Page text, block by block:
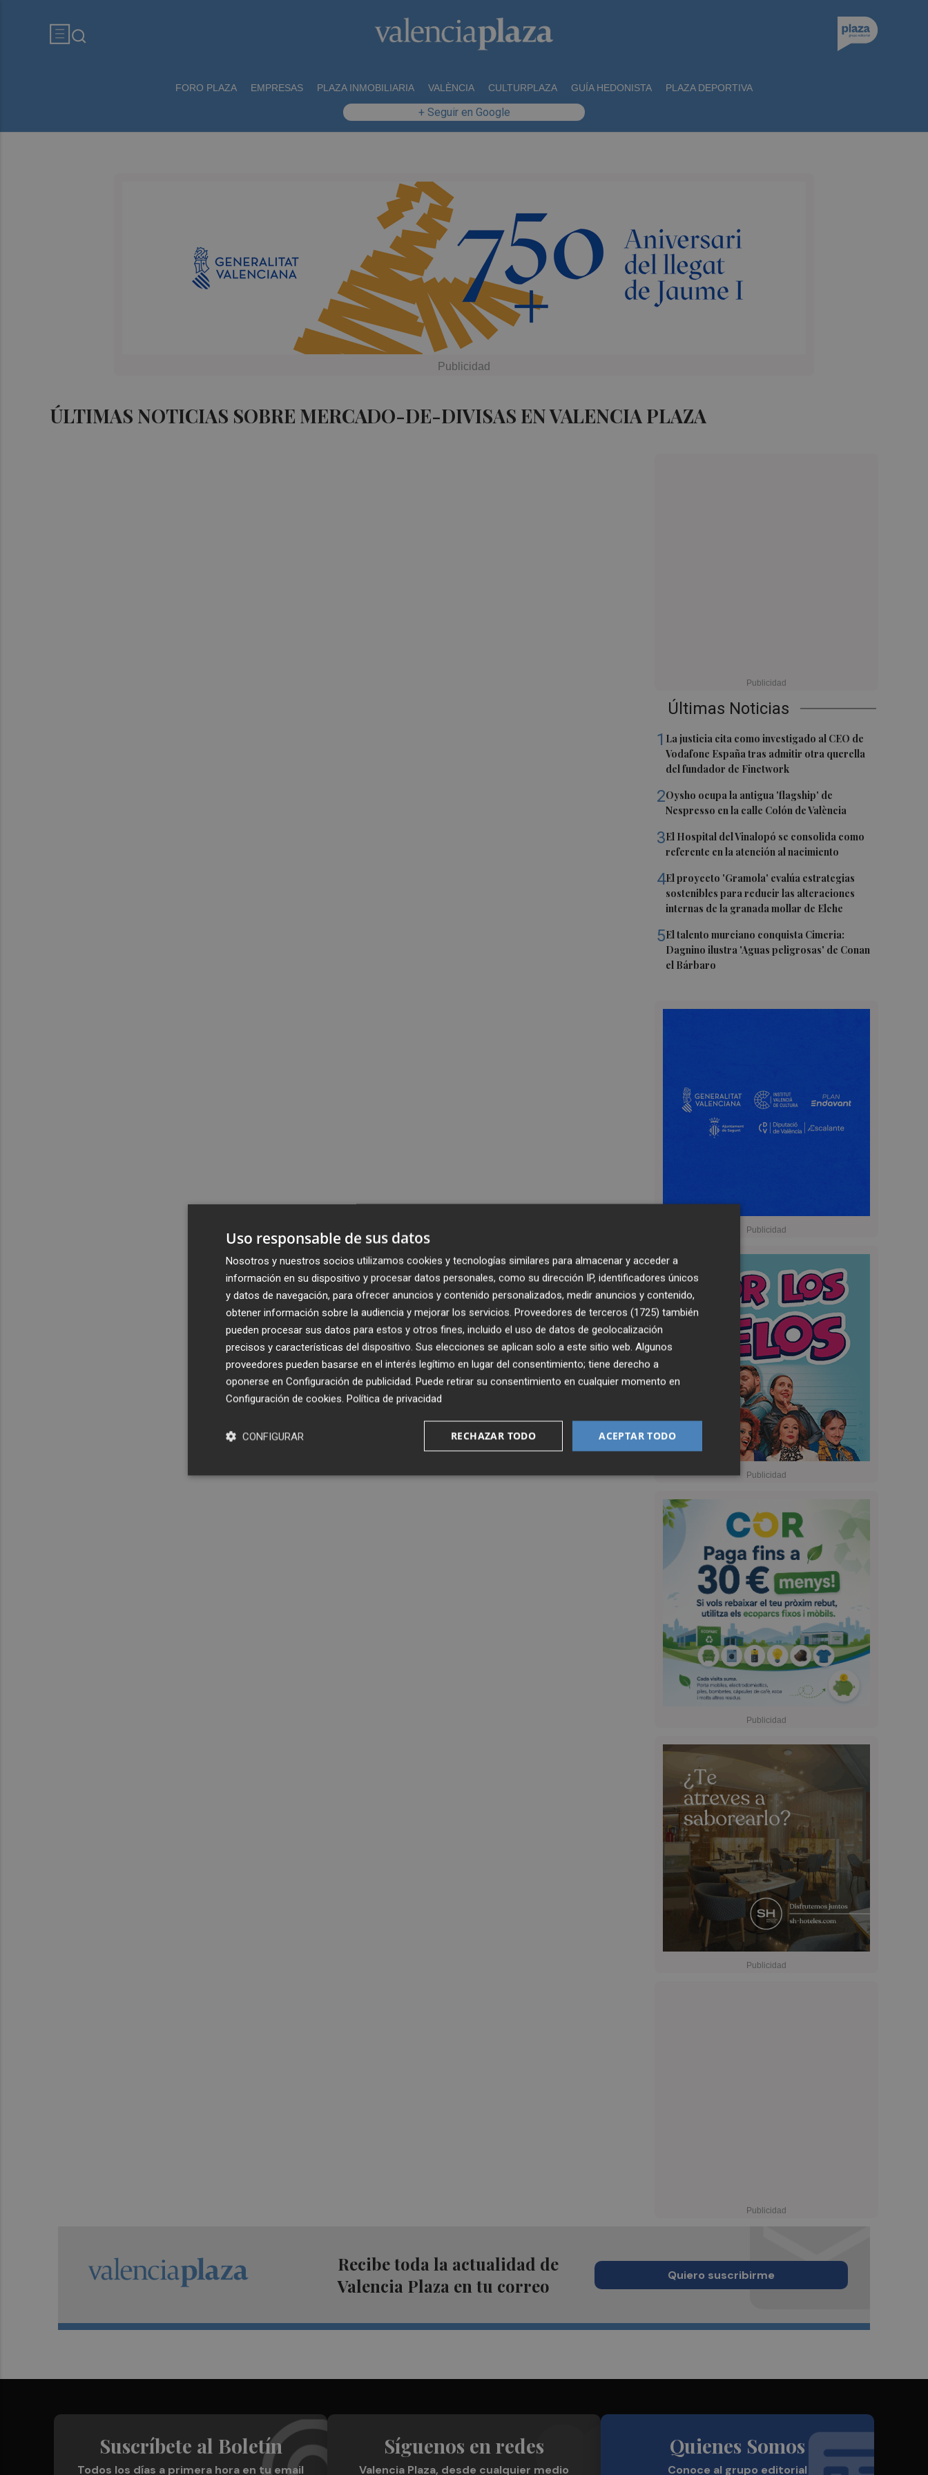
FORO PLAZA EMPRESAS PLAZA INMOBILIARIA VALÈNCIA CULTURPLAZA GUÍA HEDONISTA PLAZA DEPORTIVA
+ Seguir en Google
ÚLTIMAS NOTICIAS SOBRE MERCADO-DE-DIVISAS EN VALENCIA PLAZA
Últimas Noticias
1 La justicia cita como investigado al CEO de
Vodafone España tras admitir otra querella
del fundador de Finetwork
2Oysho ocupa la antigua 'flagship' de
Nespresso en la calle Colón de València
3El Hospital del Vinalopó se consolida como
referente en la atención al nacimiento
4El proyecto 'Gramola' evalúa estrategias
sostenibles para reducir las alteraciones
internas de la granada mollar de Elche
5El talento murciano conquista Cimeria:
Dagnino ilustra 'Aguas peligrosas' de Conan
el Bárbaro
Recibe toda la actualidad de
Valencia Plaza en tu correo
Quiero suscribirme
Suscríbete al Boletín
Todos los días a primera hora en tu email
Síguenos en redes
Valencia Plaza, desde cualquier medio
Quienes Somos
Conoce al grupo editorial
Uso responsable de sus datos
Nosotros y nuestros socios utilizamos cookies y tecnologías similares para almacenar y acceder a
información en su dispositivo y procesar datos personales, como su dirección IP, identificadores únicos
y datos de navegación, para ofrecer anuncios y contenido personalizados, medir anuncios y contenido,
obtener información sobre la audiencia y mejorar los servicios. Proveedores de terceros (1725) también
pueden procesar sus datos para estos y otros fines, incluido el uso de datos de geolocalización
precisos y características del dispositivo. Sus elecciones se aplican solo a este sitio web. Algunos
proveedores pueden basarse en el interés legítimo en lugar del consentimiento; tiene derecho a
oponerse en Configuración de publicidad. Puede retirar su consentimiento en cualquier momento en
Configuración de cookies. Política de privacidad
ACEPTAR TODO
RECHAZAR TODO
CONFIGURAR